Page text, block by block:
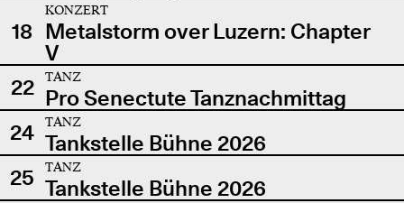
18
KONZERT
Metalstorm over Luzern: Chapter
V
22
TANZ
Pro Senectute Tanznachmittag
24
TANZ
Tankstelle Bühne 2026
25
TANZ
Tankstelle Bühne 2026